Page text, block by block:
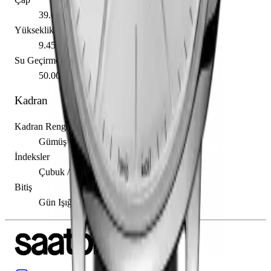
39.00 mm
Yükseklik
9.45 mm
Su Geçirmezlik
50.00 m
Kadran
Kadran Rengi
Gümüş
İndeksler
Çubuk / Nokta
Bitiş
Gün Işığı